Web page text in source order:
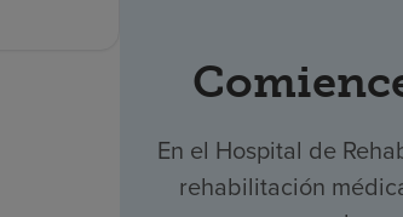
En el Hospital de
rehabilitación